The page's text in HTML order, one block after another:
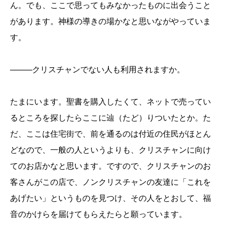
ん。でも、ここで思ってもみなかったものに出会うこと
があります。神様の導きの場かなと思いながやっていま
す。
────クリスチャンでない人も利用されますか。
たまにいます。聖書を購入したくて、ネットで売ってい
るところを探したらここに辿（たど）りついたとか。た
だ、ここは住宅街で、前を通るのは付近の住民がほとん
どなので、一般の人というよりも、クリスチャンに向け
てのお店かなと思います。ですので、クリスチャンのお
客さんがこの店で、ノンクリスチャンの友達に「これを
あげたい」というものを見つけ、その人をとおして、福
音のかけらを届けてもらえたらと願っています。